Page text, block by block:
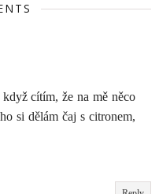
cítím, že na mě něco
si dělám čaj s citronem,